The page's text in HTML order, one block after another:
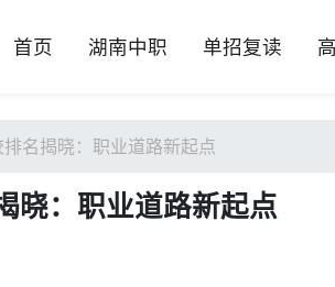
首页 湖南中职 单招复读
名揭晓：职业道路新起点
晓：职业道路新起点